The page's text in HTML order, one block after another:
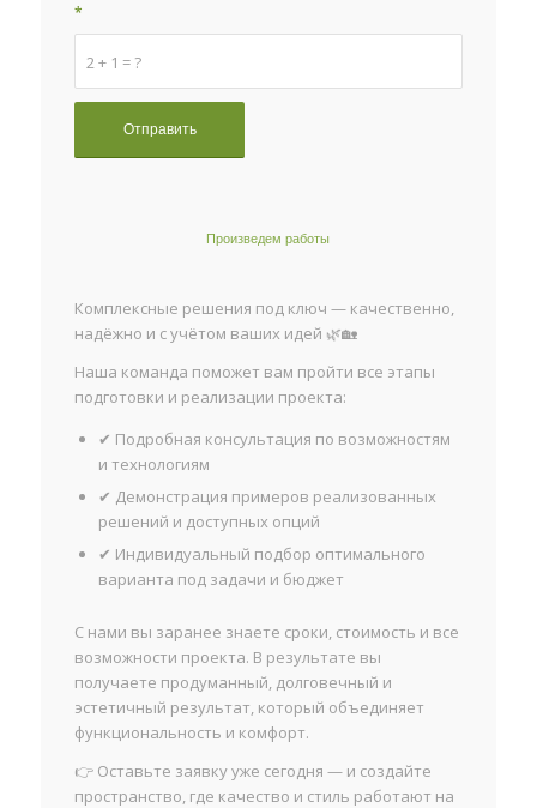
2 + 1 = ?
*
Произведем работы
Комплексные решения под ключ — качественно,
надёжно и с учётом ваших идей 🌿🏡
Наша команда поможет вам пройти все этапы
подготовки и реализации проекта:
✔ Подробная консультация по возможностям
и технологиям
✔ Демонстрация примеров реализованных
решений и доступных опций
✔ Индивидуальный подбор оптимального
варианта под задачи и бюджет
С нами вы заранее знаете сроки, стоимость и все
возможности проекта. В результате вы
получаете продуманный, долговечный и
эстетичный результат, который объединяет
функциональность и комфорт.
👉 Оставьте заявку уже сегодня — и создайте
пространство, где качество и стиль работают на